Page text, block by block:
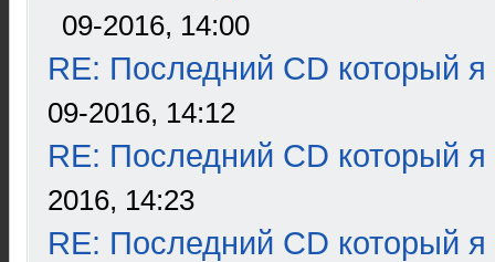
09-2016, 14:00
RE: Последний CD который я
09-2016, 14:12
RE: Последний CD который я
2016, 14:23
RE: Последний CD который я